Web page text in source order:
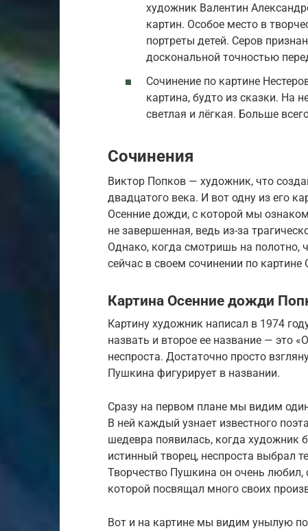
художник Валентин
картин. Особое место в
портреты детей. Серов
доскональной точностью
Сочинение по картине
картина, будто из сказки. На
светлая и лёгкая. Больше
Сочинения
Виктор Попков — художник, что
двадцатого века. И вот одну из его
Осенние дожди, с которой мы
не завершенная, ведь из-за
Однако, когда смотришь на полотно,
сейчас в своем сочинении по
Картина Осенние дожди
Картину художник написал в 1974
назвать и второе ее название — это
неспроста. Достаточно просто
Пушкина фигурирует в названии.
Сразу на первом плане мы видим
В ней каждый узнает известного
шедевра появилась, когда художник
истинный творец, неспроста выбрал
Творчество Пушкина он очень
которой посвящал много своих
Вот и на картине мы видим унылую